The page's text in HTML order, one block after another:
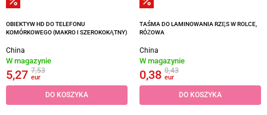
OBIEKTYW HD DO TELEFONU
KOMÓRKOWEGO (MAKRO I SZEROKOKĄTNY)
China
W magazynie
5,27 7,53
eur
DO KOSZYKA
TAŚMA DO LAMINOWANIA RZĘS W ROLCE,
RÓŻOWA
China
W magazynie
0,38 0,43
eur
DO KOSZYKA